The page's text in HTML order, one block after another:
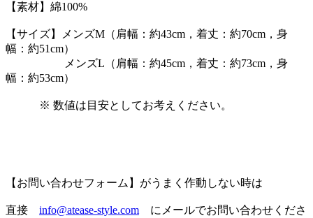
【素材】綿100%
【サイズ】メンズM（肩幅：約43cm，着丈：約70cm，身
幅：約51cm）
メンズL（肩幅：約45cm，着丈：約73cm，身
幅：約53cm）
※ 数値は目安としてお考えください。
【お問い合わせフォーム】がうまく作動しない時は
直接 info@atease-style.com にメールでお問い合わせくださ